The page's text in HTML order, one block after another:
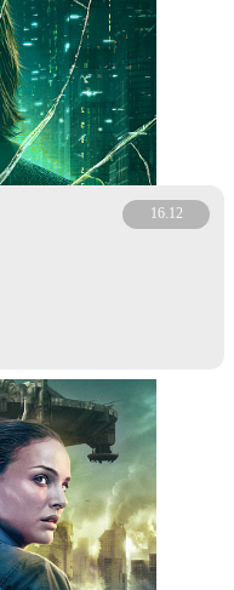
16.12